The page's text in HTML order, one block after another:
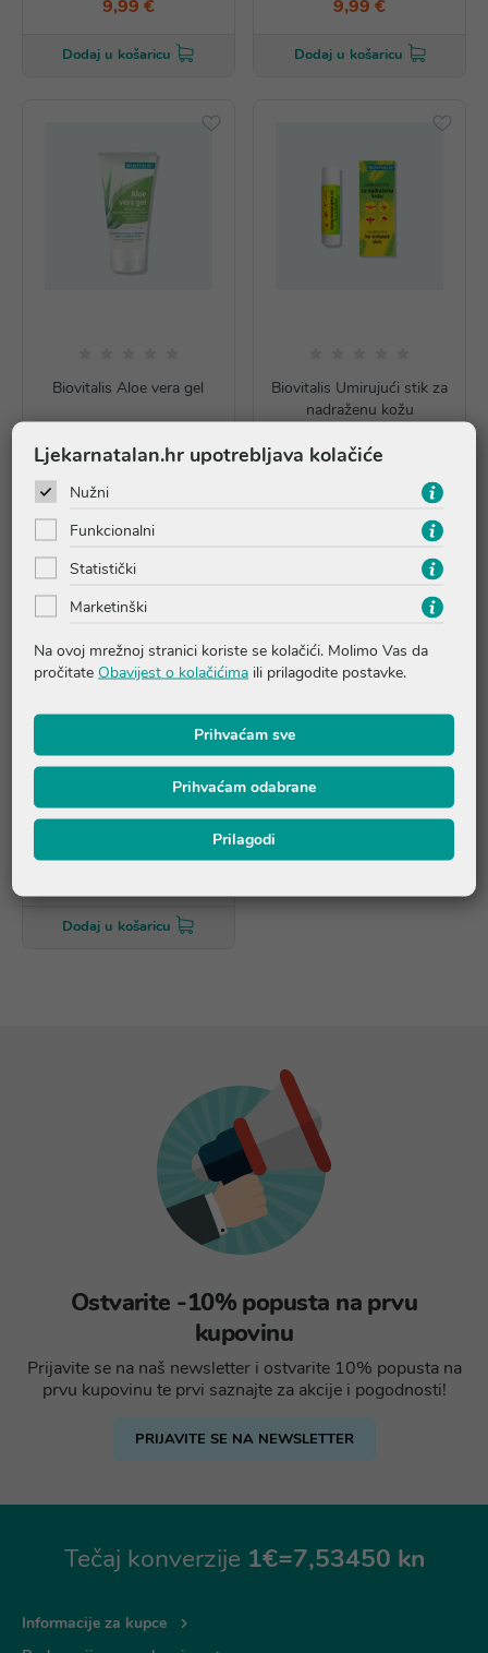
9,99 €
Dodaj u košaricu
9,99 €
Dodaj u košaricu
Biovitalis Aloe vera gel
9,99 €
Dodaj u košaricu
Biovitalis Umirujući stik za
nadraženu kožu
6,09 €
Biovitalis Bogati biljni
Dodaj u košaricu
Ostvarite -10% popusta na prvu
kupovinu
Prijavite se na naš newsletter i ostvarite 10% popusta na
prvu kupovinu te prvi saznajte za akcije i pogodnosti!
PRIJAVITE SE NA NEWSLETTER
Tečaj konverzije 1€=7,53450 kn
Informacije za kupce
Ljekarnatalan.hr upotrebljava kolačiće
Nužni
Funkcionalni
Statistički
Marketinški
Na ovoj mrežnoj stranici koriste se kolačići. Molimo Vas da
pročitate Obavijest o kolačićima ili prilagodite postavke.
Prihvaćam sve
Prihvaćam odabrane
Prilagodi